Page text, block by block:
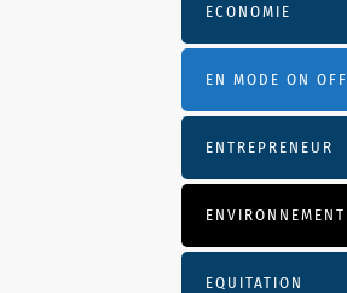
ECONOMIE
EN MODE ON OFF
ENTREPRENEUR
ENVIRONNEMENT
EQUITATION